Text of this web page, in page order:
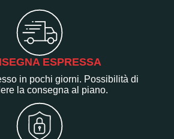
ESPRESSA
in pochi giorni. Possibilità di
la consegna al piano.